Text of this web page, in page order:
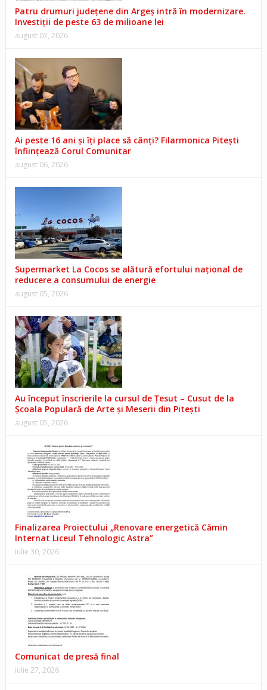
Patru drumuri județene din Argeș intră în modernizare.
Investiții de peste 63 de milioane lei
august 07, 2026
Ai peste 16 ani și îți place să cânți? Filarmonica Pitești
înființează Corul Comunitar
august 06, 2026
Supermarket La Cocos se alătură efortului național de
reducere a consumului de energie
august 05, 2026
Au început înscrierile la cursul de Țesut – Cusut de la
Școala Populară de Arte și Meserii din Pitești
august 05, 2026
Finalizarea Proiectului „Renovare energetică Cămin
Internat Liceul Tehnologic Astra”
iulie 30, 2026
Comunicat de presă final
iulie 27, 2026